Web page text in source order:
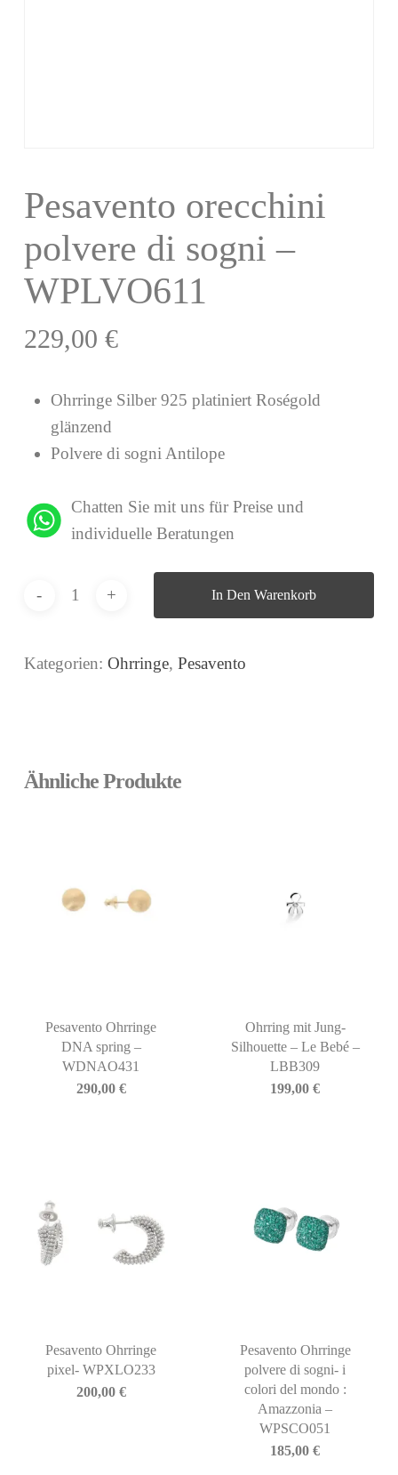
Pesavento orecchini
polvere di sogni –
WPLVO611
229,00 €
Ohrringe Silber 925 platiniert Roségold
glänzend
Polvere di sogni Antilope
Chatten Sie mit uns für Preise und
individuelle Beratungen
In Den Warenkorb
Kategorien: Ohrringe, Pesavento
Ähnliche Produkte
Pesavento Ohrringe
DNA spring –
WDNAO431
290,00 €
Ohrring mit Jung-
Silhouette – Le Bebé –
LBB309
199,00€
Pesavento Ohrringe
pixel- WPXLO233
200,00 €
Pesavento Ohrringe
polvere di sogni- i
colori del mondo :
Amazzonia –
WPSCO051
185,00€